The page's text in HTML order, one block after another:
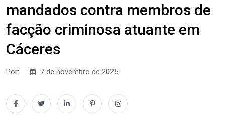
mandados contra membros de
facção criminosa atuante em
Cáceres
Por: 7 de novembro de 2025